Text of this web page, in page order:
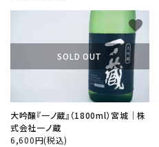
SOLD OUT
大吟醸『一ノ蔵』（1800ml）宮城│株
式会社一ノ蔵
6,600円(税込)
favorite